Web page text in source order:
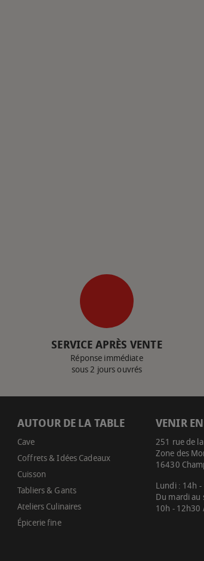
SERVICE APRÈS VENTE
Réponse immédiate
sous 2 jours ouvrés
AUTOUR DE LA TABLE
Cave
Coffrets & Idées Cadeaux
Cuisson
Tabliers & Gants
Ateliers Culinaires
Épicerie fine
VENIR
251 rue de
Zone des
16430
Lundi : 14h
Du mardi au
10h - 12h30